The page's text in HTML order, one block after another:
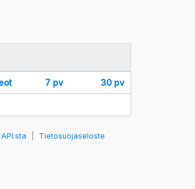
7 pv 30 pv
Tietosuojaseloste